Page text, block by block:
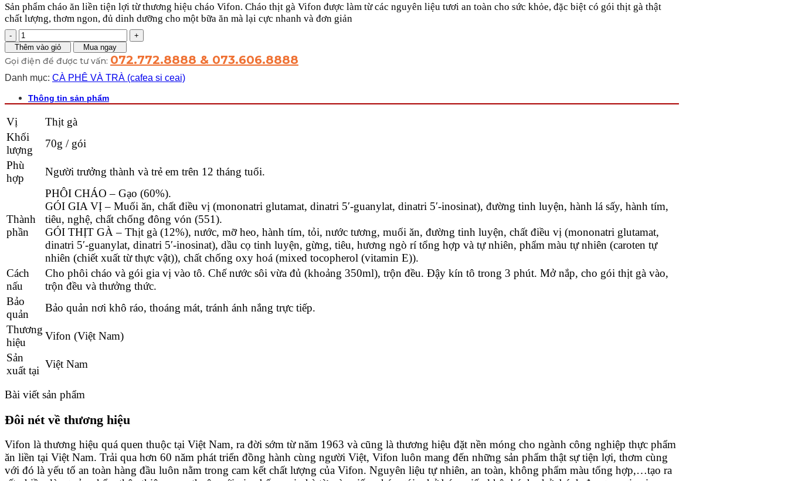
Sản phẩm cháo ăn liền tiện lợi từ thương hiệu cháo Vifon. Cháo thịt gà Vifon được làm từ các nguyên liệu tươi an toàn cho sức khỏe, đặc biệt có gói thịt gà thật
chất lượng, thơm ngon, đủ dinh dưỡng cho một bữa ăn mà lại cực nhanh và đơn giản
Cháo
Vifon
Gà
số
lượng
Thêm vào giỏ Mua ngay
Gọi điện để được tư vấn: 072.772.8888 & 073.606.8888
Danh mục: CÀ PHÊ VÀ TRÀ (cafea si ceai)
Thông tin sản phẩm
Vị
Thịt gà
Khối
lượng
70g / gói
Phù
hợp
Người trưởng thành và trẻ em trên 12 tháng tuổi.
Thành
phần
PHÔI CHÁO – Gạo (60%).
GÓI GIA VỊ – Muối ăn, chất điều vị (mononatri glutamat, dinatri 5′-guanylat, dinatri 5′-inosinat), đường tinh luyện, hành lá sấy, hành tím,
tiêu, nghệ, chất chống đông vón (551).
GÓI THỊT GÀ – Thịt gà (12%), nước, mỡ heo, hành tím, tỏi, nước tương, muối ăn, đường tinh luyện, chất điều vị (mononatri glutamat,
dinatri 5′-guanylat, dinatri 5′-inosinat), dầu cọ tinh luyện, gừng, tiêu, hương ngò rí tổng hợp và tự nhiên, phẩm màu tự nhiên (caroten tự
nhiên (chiết xuất từ thực vật)), chất chống oxy hoá (mixed tocopherol (vitamin E)).
Cách
nấu
Cho phôi cháo và gói gia vị vào tô. Chế nước sôi vừa đủ (khoảng 350ml), trộn đều. Đậy kín tô trong 3 phút. Mở nắp, cho gói thịt gà vào,
trộn đều và thưởng thức.
Bảo
quản
Bảo quản nơi khô ráo, thoáng mát, tránh ánh nắng trực tiếp.
Thương
hiệu
Vifon (Việt Nam)
Sản
xuất tại
Việt Nam
Bài viết sản phẩm
Đôi nét về thương hiệu
Vifon là thương hiệu quá quen thuộc tại Việt Nam, ra đời sớm từ năm 1963 và cũng là thương hiệu đặt nền móng cho ngành công nghiệp thực phẩm
ăn liền tại Việt Nam. Trải qua hơn 60 năm phát triển đồng hành cùng người Việt, Vifon luôn mang đến những sản phẩm thật sự tiện lợi, thơm cùng
với đó là yếu tố an toàn hàng đầu luôn nằm trong cam kết chất lượng của Vifon. Nguyên liệu tự nhiên, an toàn, không phẩm màu tổng hợp,…tạo ra